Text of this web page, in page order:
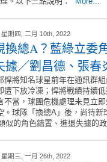
期四, 二月 10th, 2022
換總A？藍綠立委
據／劉昌德、張春
悍將知名球星前年在通訊群
遭下放冷凍；悍將戰績持續
不當，球團危機處理未見立
。球隊「換總A」後，尚待新
似的角色錯置、進退失據的
期三, 一月 26th, 2022